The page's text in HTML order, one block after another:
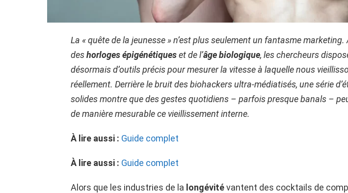
La « quête de la jeunesse » n’est plus seulement un fantasme marketing.
deshorloges épigénétiqueset de l’âge biologique, les chercheurs
désormais d’outils précis pour mesurer la vitesse à laquelle nous
réellement. Derrière le bruit des biohackers ultra-médiatisés, une série
solides montre que des gestes quotidiens – parfois presque banals –
de manière mesurable ce vieillissement interne.
À lire aussi : Guide complet
À lire aussi : Guide complet
Alors que les industries de la longévitévantent des cocktails de